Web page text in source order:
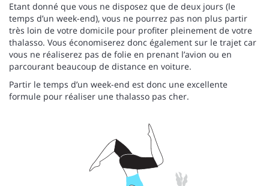
Etant donné que vous ne disposez que de deux jours (le
temps d’un week-end), vous ne pourrez pas non plus partir
très loin de votre domicile pour profiter pleinement de votre
thalasso. Vous économiserez donc également sur le trajet car
vous ne réaliserez pas de folie en prenant l’avion ou en
parcourant beaucoup de distance en voiture.
Partir le temps d’un week-end est donc une excellente
formule pour réaliser une thalasso pas cher.